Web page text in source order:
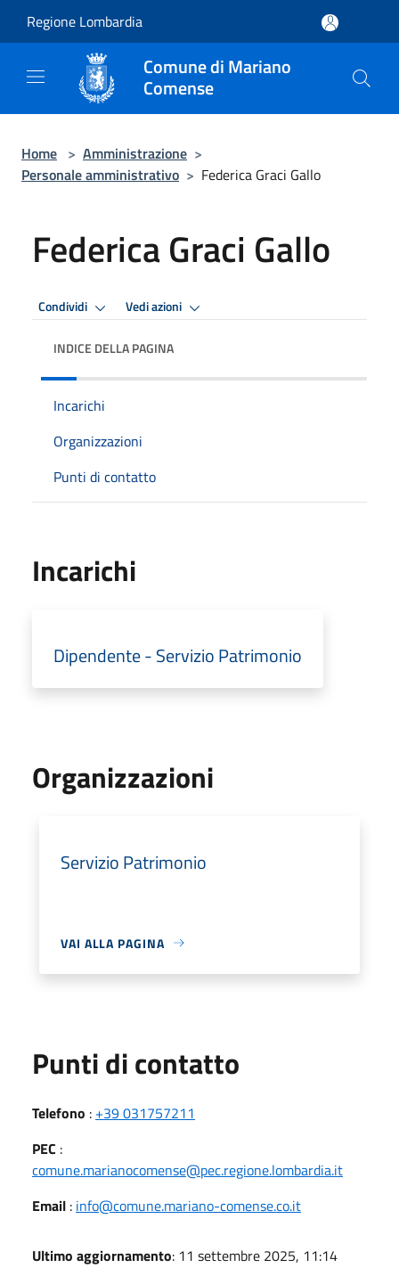
Regione Lombardia
Comune di Mariano
Comense
Home > Amministrazione >
Personale amministrativo > Federica Graci Gallo
Federica Graci Gallo
Condividi Vedi azioni
INDICE DELLA PAGINA
Incarichi
Organizzazioni
Punti di contatto
Incarichi
Dipendente - Servizio Patrimonio
Organizzazioni
Servizio Patrimonio
VAI ALLA PAGINA
Punti di contatto
Telefono : +39 031757211
PEC :
comune.marianocomense@pec.regione.lombardia.it
Email : info@comune.mariano-comense.co.it
Ultimo aggiornamento: 11 settembre 2025, 11:14